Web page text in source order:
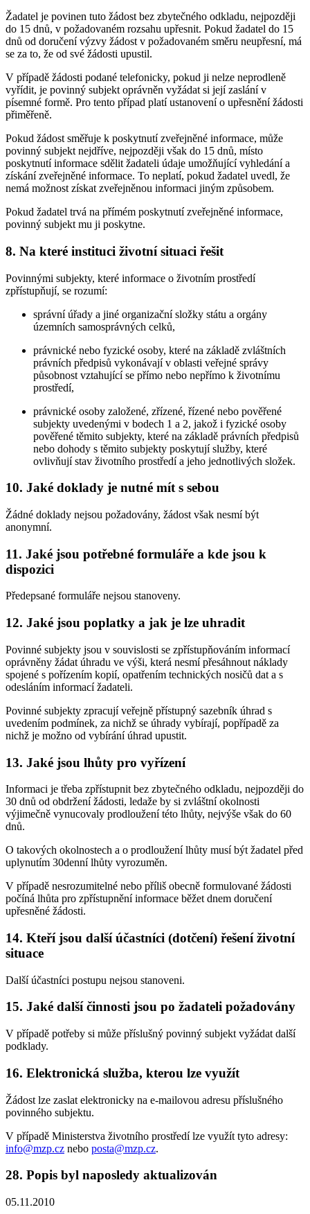
Žadatel je povinen tuto žádost bez zbytečného odkladu, nejpozději
do 15 dnů, v požadovaném rozsahu upřesnit. Pokud žadatel do 15
dnů od doručení výzvy žádost v požadovaném směru neupřesní, má
se za to, že od své žádosti upustil.
V případě žádosti podané telefonicky, pokud ji nelze neprodleně
vyřídit, je povinný subjekt oprávněn vyžádat si její zaslání v
písemné formě. Pro tento případ platí ustanovení o upřesnění žádosti
přiměřeně.
Pokud žádost směřuje k poskytnutí zveřejněné informace, může
povinný subjekt nejdříve, nejpozději však do 15 dnů, místo
poskytnutí informace sdělit žadateli údaje umožňující vyhledání a
získání zveřejněné informace. To neplatí, pokud žadatel uvedl, že
nemá možnost získat zveřejněnou informaci jiným způsobem.
Pokud žadatel trvá na přímém poskytnutí zveřejněné informace,
povinný subjekt mu ji poskytne.
8. Na které instituci životní situaci řešit
Povinnými subjekty, které informace o životním prostředí
zpřístupňují, se rozumí:
správní úřady a jiné organizační složky státu a orgány
územních samosprávných celků,
právnické nebo fyzické osoby, které na základě zvláštních
právních předpisů vykonávají v oblasti veřejné správy
působnost vztahující se přímo nebo nepřímo k životnímu
prostředí,
právnické osoby založené, zřízené, řízené nebo pověřené
subjekty uvedenými v bodech 1 a 2, jakož i fyzické osoby
pověřené těmito subjekty, které na základě právních předpisů
nebo dohody s těmito subjekty poskytují služby, které
ovlivňují stav životního prostředí a jeho jednotlivých složek.
10. Jaké doklady je nutné mít s sebou
Žádné doklady nejsou požadovány, žádost však nesmí být
anonymní.
11. Jaké jsou potřebné formuláře a kde jsou k
dispozici
Předepsané formuláře nejsou stanoveny.
12. Jaké jsou poplatky a jak je lze uhradit
Povinné subjekty jsou v souvislosti se zpřístupňováním informací
oprávněny žádat úhradu ve výši, která nesmí přesáhnout náklady
spojené s pořízením kopií, opatřením technických nosičů dat a s
odesláním informací žadateli.
Povinné subjekty zpracují veřejně přístupný sazebník úhrad s
uvedením podmínek, za nichž se úhrady vybírají, popřípadě za
nichž je možno od vybírání úhrad upustit.
13. Jaké jsou lhůty pro vyřízení
Informaci je třeba zpřístupnit bez zbytečného odkladu, nejpozději do
30 dnů od obdržení žádosti, ledaže by si zvláštní okolnosti
výjimečně vynucovaly prodloužení této lhůty, nejvýše však do 60
dnů.
O takových okolnostech a o prodloužení lhůty musí být žadatel před
uplynutím 30denní lhůty vyrozuměn.
V případě nesrozumitelné nebo příliš obecně formulované žádosti
počíná lhůta pro zpřístupnění informace běžet dnem doručení
upřesněné žádosti.
14. Kteří jsou další účastníci (dotčení) řešení životní
situace
Další účastníci postupu nejsou stanoveni.
15. Jaké další činnosti jsou po žadateli požadovány
V případě potřeby si může příslušný povinný subjekt vyžádat další
podklady.
16. Elektronická služba, kterou lze využít
Žádost lze zaslat elektronicky na e-mailovou adresu příslušného
povinného subjektu.
V případě Ministerstva životního prostředí lze využít tyto adresy:
info@mzp.cz nebo posta@mzp.cz.
28. Popis byl naposledy aktualizován
05.11.2010